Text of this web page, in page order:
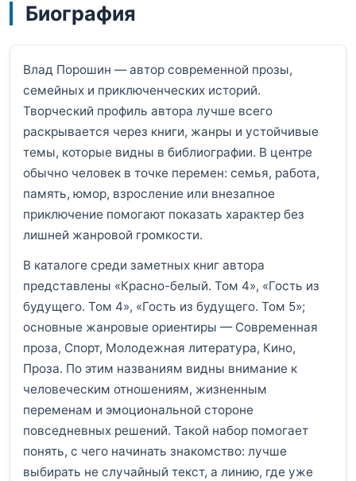
Биография
Влад Порошин — автор современной прозы,
семейных и приключенческих историй.
Творческий профиль автора лучше всего
раскрывается через книги, жанры и устойчивые
темы, которые видны в библиографии. В центре
обычно человек в точке перемен: семья, работа,
память, юмор, взросление или внезапное
приключение помогают показать характер без
лишней жанровой громкости.
В каталоге среди заметных книг автора
представлены «Красно-белый. Том 4», «Гость из
будущего. Том 4», «Гость из будущего. Том 5»;
основные жанровые ориентиры — Современная
проза, Спорт, Молодежная литература, Кино,
Проза. По этим названиям видны внимание к
человеческим отношениям, жизненным
переменам и эмоциональной стороне
повседневных решений. Такой набор помогает
понять, с чего начинать знакомство: лучше
выбирать не случайный текст, а линию, где уже